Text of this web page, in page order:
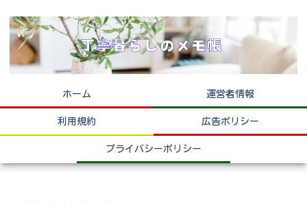
ホーム 運営者情報
利用規約 広告ポリシー
プライバシーポリシー